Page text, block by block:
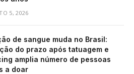
5, 2026
de sangue muda no Brasil:
do prazo após tatuagem e
amplia número de pessoas
a doar